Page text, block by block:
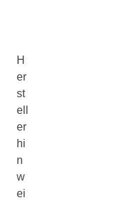
H
er
st
ell
er
hi
n
w
ei